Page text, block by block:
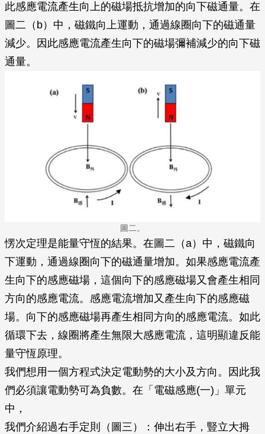
此感應電流產生向上的磁場抵抗增加的向下磁通量。在
圖二（b）中，磁鐵向上運動，通過線圈向下的磁通量
減少。因此感應電流產生向下的磁場彌補減少的向下磁
通量。
圖二。
愣次定理是能量守恆的結果。在圖二（a）中，磁鐵向
下運動，通過線圈向下的磁通量增加。如果感應電流產
生向下的感應磁場，這個向下的感應磁場又會產生相同
方向的感應電流。感應電流增加又產生向下的感應磁
場。向下的感應磁場再產生相同方向的感應電流。如此
循環下去，線圈將產生無限大感應電流，這明顯違反能
量守恆原理。
我們想用一個方程式決定電動勢的大小及方向。因此我
們必須讓電動勢可為負數。在「電磁感應(一)」單元
中，
我們介紹過右手定則（圖三）：伸出右手，豎立大拇